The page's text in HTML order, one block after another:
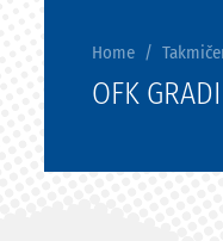
Home
OFK